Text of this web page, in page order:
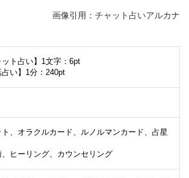
画像引用：チャット占いアルカナ
ット占い】1文字：6pt
占い】1分：240pt
ト、オラクルカード、ルノルマンカード、占星
、ヒーリング、カウンセリング